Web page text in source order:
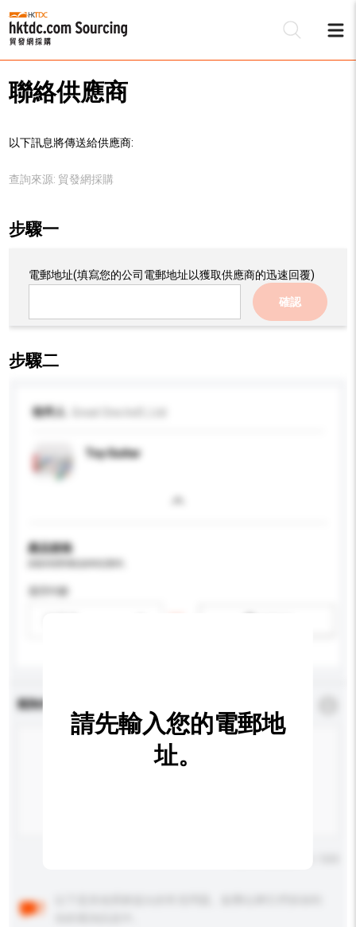
聯絡供應商
以下訊息將傳送給供應商:
查詢來源: 貿發網採購
步驟一
電郵地址(填寫您的公司電郵地址以獲取供應商的迅速回覆)
確認
步驟二
收件人
Toy Guitar
產品規格
適用年齡
查詢內容
請先輸入您的電郵地
址。